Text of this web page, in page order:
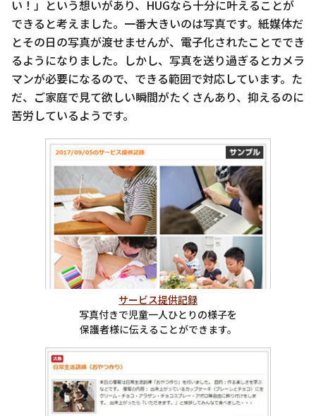
い！」という想いがあり、HUGなら十分に叶えることが
できると考えました。一番大きいのは写真です。紙媒体だ
とその日の写真が渡せませんが、電子化されたことででき
るようになりました。しかし、写真を送り過ぎるとカメラ
マンが必要になるので、できる範囲で対応しています。た
だ、ご家庭で見て欲しい瞬間がたくさんあり、抑えるのに
苦労しているようです。
サービス提供記録
写真付きで児童一人ひとりの様子を
保護者様に伝えることができます。